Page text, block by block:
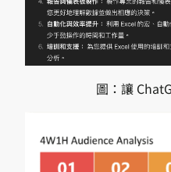
圖：讓